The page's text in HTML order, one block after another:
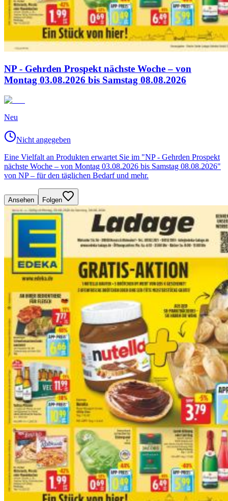
NP - Gehrden Prospekt nächste Woche – von
Montag 03.08.2026 bis Samstag 08.08.2026
Neu
Nicht angegeben
Eine Vielfalt an Produkten erwartet Sie im "NP - Gehrden Prospekt
nächste Woche – von Montag 03.08.2026 bis Samstag 08.08.2026"
von NP – für den täglichen Bedarf und mehr.
Ansehen Folgen